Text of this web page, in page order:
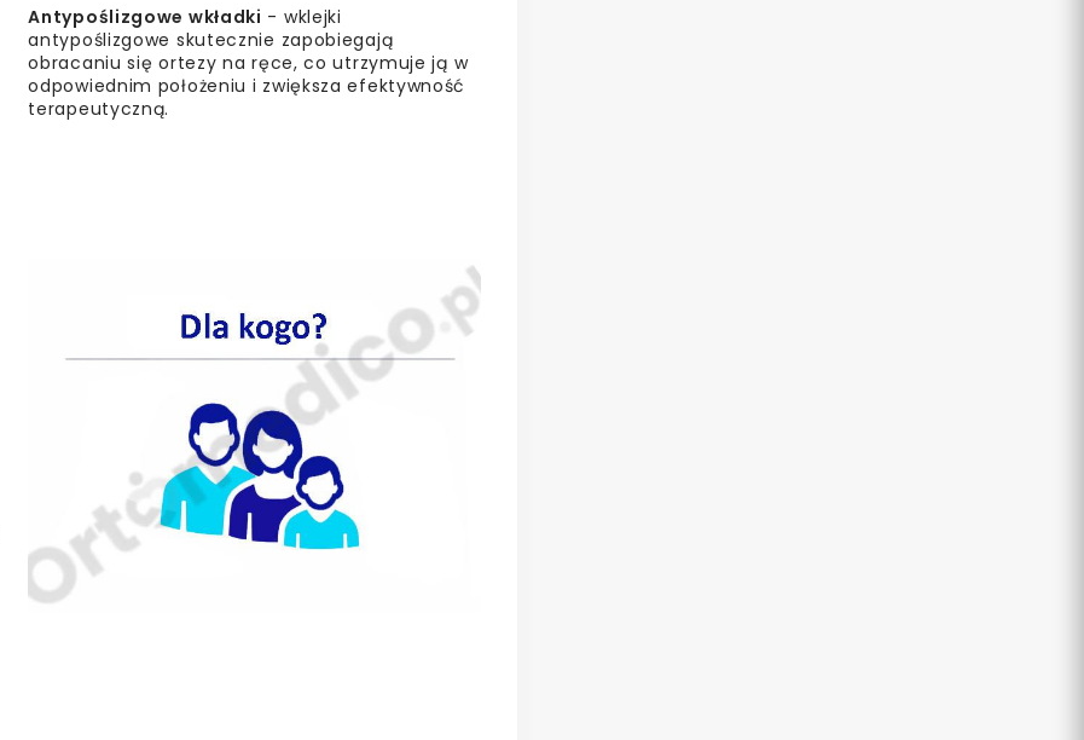
Antypoślizgowe wkładki - wklejki
antypoślizgowe skutecznie zapobiegają
obracaniu się ortezy na ręce, co utrzymuje ją w
odpowiednim położeniu i zwiększa efektywność
terapeutyczną.